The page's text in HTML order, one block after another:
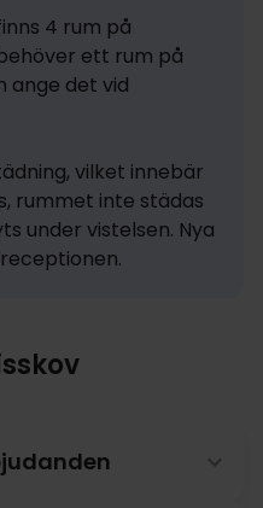
4 rum på
ett rum på
ange det vid
vilket innebär
rummet inte städas
under vistelsen. Nya